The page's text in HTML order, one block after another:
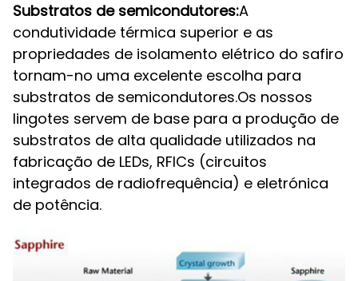
Substratos de semicondutores:A
condutividade térmica superior e as
propriedades de isolamento elétrico do safiro
tornam-no uma excelente escolha para
substratos de semicondutores.Os nossos
lingotes servem de base para a produção de
substratos de alta qualidade utilizados na
fabricação de LEDs, RFICs (circuitos
integrados de radiofrequência) e eletrónica
de potência.